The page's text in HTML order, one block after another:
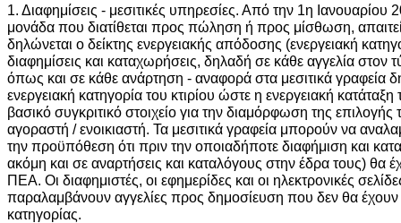
1. Διαφημίσεις - μεσιτικές υπηρεσίες. Από την 1η Ιανουαρίου
μονάδα που διατίθεται προς πώληση ή προς μίσθωση,
δηλώνεται ο δείκτης ενεργειακής απόδοσης (ενεργειακή
διαφημίσεις και καταχωρήσεις, δηλαδή σε κάθε αγγελία στον
όπως και σε κάθε ανάρτηση - αναφορά στα μεσιτικά γραφεία
ενεργειακή κατηγορία του κτιρίου ώστε η ενεργειακή κατάταξη
βασικό συγκριτικό στοιχείο για την διαμόρφωση της
αγοραστή / ενοικιαστή. Τα μεσιτικά γραφεία μπορούν να
την προϋπόθεση ότι πριν την οποιαδήποτε διαφήμιση και
ακόμη και σε αναρτήσεις και καταλόγους στην έδρα τους) θα
ΠΕΑ. Οι διαφημιστές, οι εφημερίδες και οι ηλεκτρονικές
παραλαμβάνουν αγγελίες προς δημοσίευση που δεν θα
κατηγορίας.